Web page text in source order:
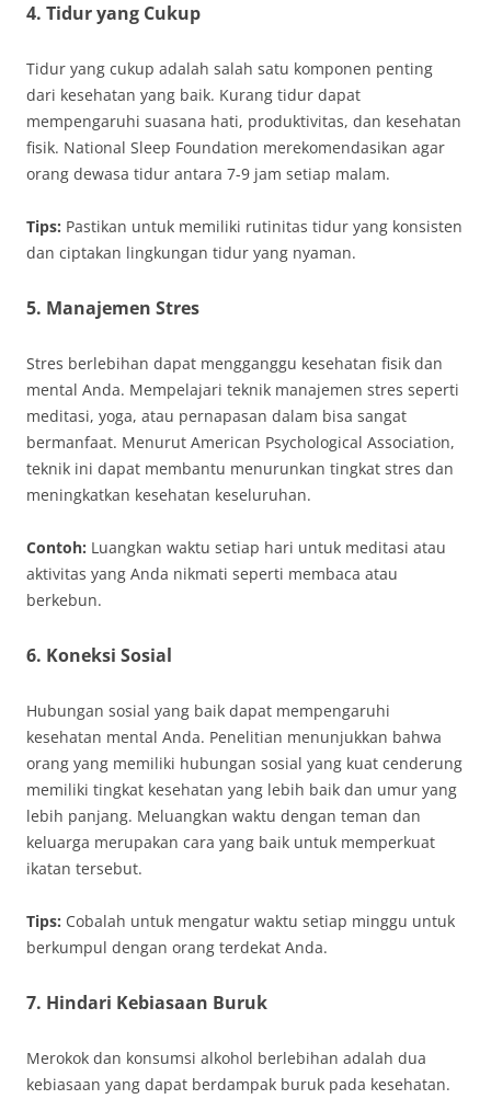
4. Tidur yang Cukup
Tidur yang cukup adalah salah satu komponen penting
dari kesehatan yang baik. Kurang tidur dapat
mempengaruhi suasana hati, produktivitas, dan kesehatan
fisik. National Sleep Foundation merekomendasikan agar
orang dewasa tidur antara 7-9 jam setiap malam.
Tips: Pastikan untuk memiliki rutinitas tidur yang konsisten
dan ciptakan lingkungan tidur yang nyaman.
5. Manajemen Stres
Stres berlebihan dapat mengganggu kesehatan fisik dan
mental Anda. Mempelajari teknik manajemen stres seperti
meditasi, yoga, atau pernapasan dalam bisa sangat
bermanfaat. Menurut American Psychological Association,
teknik ini dapat membantu menurunkan tingkat stres dan
meningkatkan kesehatan keseluruhan.
Contoh: Luangkan waktu setiap hari untuk meditasi atau
aktivitas yang Anda nikmati seperti membaca atau
berkebun.
6. Koneksi Sosial
Hubungan sosial yang baik dapat mempengaruhi
kesehatan mental Anda. Penelitian menunjukkan bahwa
orang yang memiliki hubungan sosial yang kuat cenderung
memiliki tingkat kesehatan yang lebih baik dan umur yang
lebih panjang. Meluangkan waktu dengan teman dan
keluarga merupakan cara yang baik untuk memperkuat
ikatan tersebut.
Tips: Cobalah untuk mengatur waktu setiap minggu untuk
berkumpul dengan orang terdekat Anda.
7. Hindari Kebiasaan Buruk
Merokok dan konsumsi alkohol berlebihan adalah dua
kebiasaan yang dapat berdampak buruk pada kesehatan.